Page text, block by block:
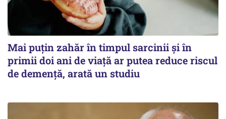
Mai puțin zahăr în timpul sarcinii și în
primii doi ani de viață ar putea reduce riscul
de demență, arată un studiu